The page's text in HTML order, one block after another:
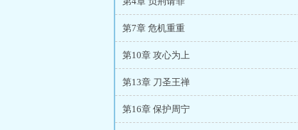
第7章 危机重重
第10章 攻心为上
第13章 刀圣王禅
第16章 保护周宁